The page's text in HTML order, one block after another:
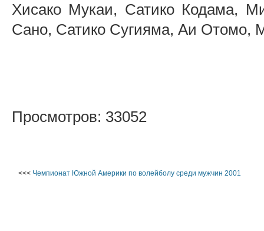
Хисако Мукаи, Сатико Кодама,
Сано, Сатико Сугияма, Аи Отомо,
Просмотров: 33052
<<< Чемпионат Южной Америки по волейболу среди мужчин 2001